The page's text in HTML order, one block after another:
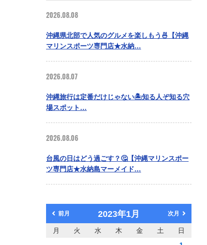
2026.08.08
沖縄県北部で人気のグルメを楽しもう🍜【沖縄
マリンスポーツ専門店★水納…
2026.08.07
沖縄旅行は定番だけじゃない🏝️知る人ぞ知る穴
場スポット…
2026.08.06
台風の日はどう過ごす？🤔【沖縄マリンスポー
ツ専門店★水納島マーメイド…
前月 2023年1月 次月
月 火 水 木 金 土
日